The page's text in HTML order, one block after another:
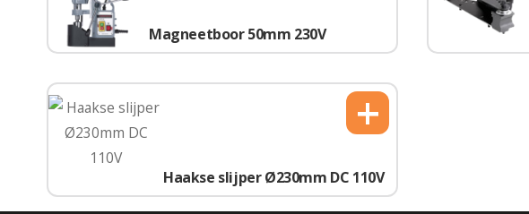
Magneetboor 50mm 230V
Haakse slijper Ø230mm DC 110V
+